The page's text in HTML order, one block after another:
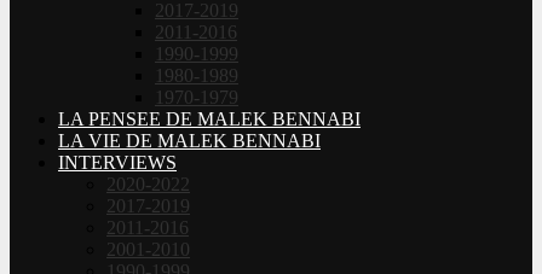
2017-2019
2011-2016
1990-1999
1980-1989
1970-1979
LA PENSEE DE MALEK BENNABI
LA VIE DE MALEK BENNABI
INTERVIEWS
2020-2022
2017-2019
2011-2016
2001-2010